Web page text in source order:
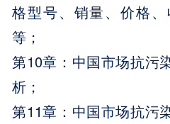
格型号、销量、价格、
等；
第10章：中国市场抗污
析；
第11章：中国市场抗污